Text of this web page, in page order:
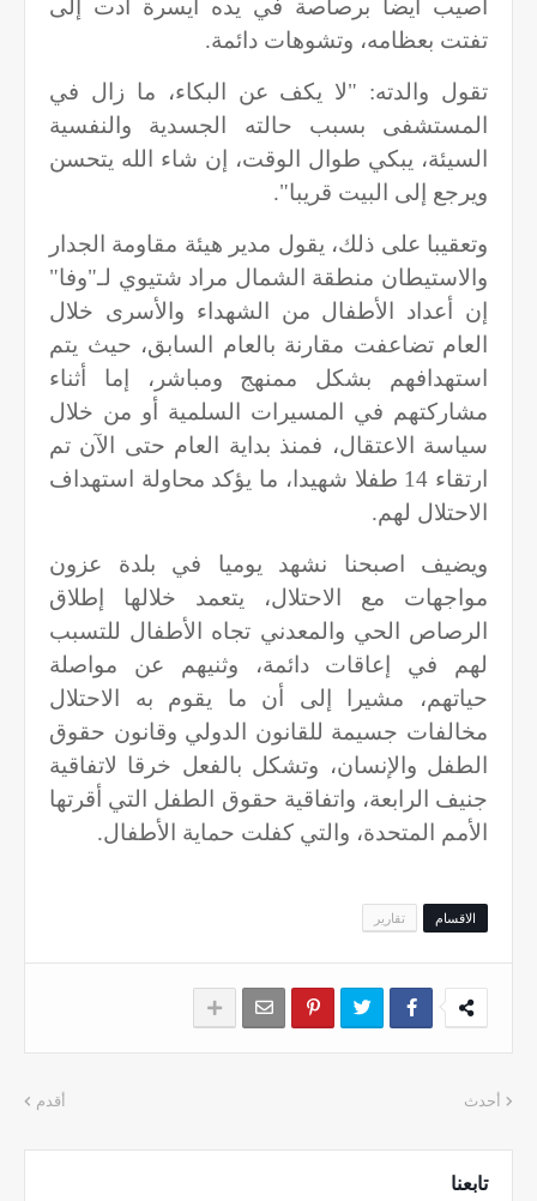
أصيب أيضا برصاصة في يده ايسرة أدت إلى
تفتت بعظامه، وتشوهات دائمة.
تقول والدته: "لا يكف عن البكاء، ما زال في
المستشفى بسبب حالته الجسدية والنفسية
السيئة، يبكي طوال الوقت، إن شاء الله يتحسن
ويرجع إلى البيت قريبا".
وتعقيبا على ذلك، يقول مدير هيئة مقاومة الجدار
والاستيطان منطقة الشمال مراد شتيوي لـ"وفا"
إن أعداد الأطفال من الشهداء والأسرى خلال
العام تضاعفت مقارنة بالعام السابق، حيث يتم
استهدافهم بشكل ممنهج ومباشر، إما أثناء
مشاركتهم في المسيرات السلمية أو من خلال
سياسة الاعتقال، فمنذ بداية العام حتى الآن تم
ارتقاء 14 طفلا شهيدا، ما يؤكد محاولة استهداف
الاحتلال لهم.
ويضيف اصبحنا نشهد يوميا في بلدة عزون
مواجهات مع الاحتلال، يتعمد خلالها إطلاق
الرصاص الحي والمعدني تجاه الأطفال للتسبب
لهم في إعاقات دائمة، وثنيهم عن مواصلة
حياتهم، مشيرا إلى أن ما يقوم به الاحتلال
مخالفات جسيمة للقانون الدولي وقانون حقوق
الطفل والإنسان، وتشكل بالفعل خرقا لاتفاقية
جنيف الرابعة، واتفاقية حقوق الطفل التي أقرتها
الأمم المتحدة، والتي كفلت حماية الأطفال.
الاقسام تقارير
أحدث أقدم
تابعنا